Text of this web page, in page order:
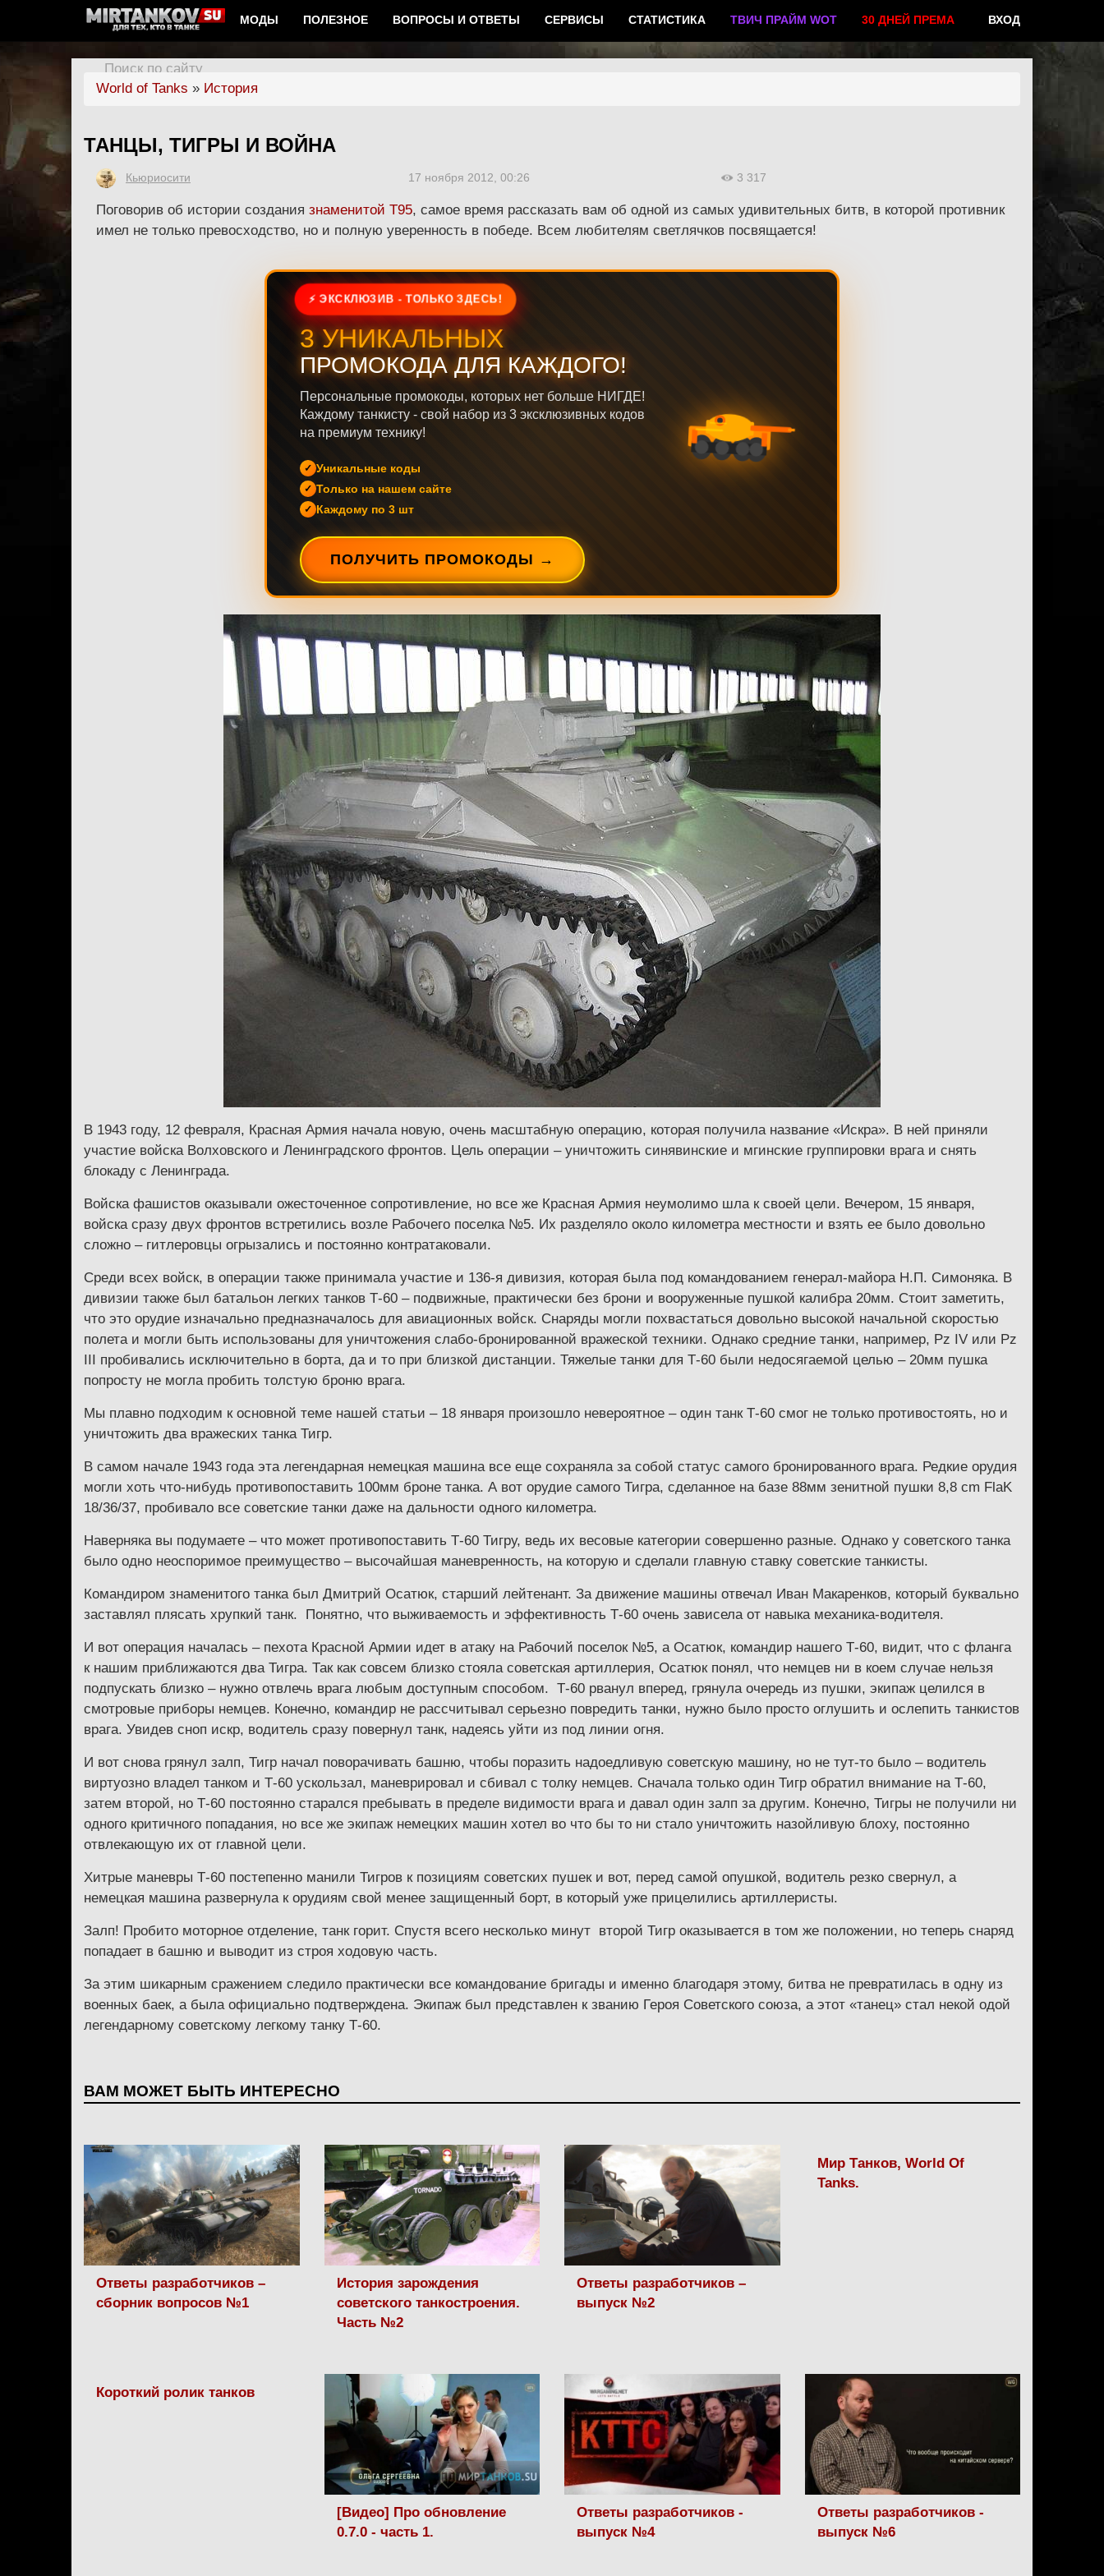
МОДЫ ПОЛЕЗНОЕ ВОПРОСЫ И ОТВЕТЫ СЕРВИСЫ СТАТИСТИКА ТВИЧ ПРАЙМ WOT 30 ДНЕЙ ПРЕМА ВХОД
Поиск по сайту
World of Tanks » История
ТАНЦЫ, ТИГРЫ И ВОЙНА
Кьюриосити 17 ноября 2012, 00:26 3 317
Поговорив об истории создания знаменитой Т95, самое время рассказать вам об одной из самых удивительных битв, в которой противник
имел не только превосходство, но и полную уверенность в победе. Всем любителям светлячков посвящается!
⚡ ЭКСКЛЮЗИВ - ТОЛЬКО ЗДЕСЬ!
3 УНИКАЛЬНЫХ
ПРОМОКОДА ДЛЯ КАЖДОГО!
Персональные промокоды, которых нет больше НИГДЕ!
Каждому танкисту - свой набор из 3 эксклюзивных кодов
на премиум технику!
Уникальные коды
Только на нашем сайте
Каждому по 3 шт
ПОЛУЧИТЬ ПРОМОКОДЫ →
В 1943 году, 12 февраля, Красная Армия начала новую, очень масштабную операцию, которая получила название «Искра». В ней приняли
участие войска Волховского и Ленинградского фронтов. Цель операции – уничтожить синявинские и мгинские группировки врага и снять
блокаду с Ленинграда.
Войска фашистов оказывали ожесточенное сопротивление, но все же Красная Армия неумолимо шла к своей цели. Вечером, 15 января,
войска сразу двух фронтов встретились возле Рабочего поселка №5. Их разделяло около километра местности и взять ее было довольно
сложно – гитлеровцы огрызались и постоянно контратаковали.
Среди всех войск, в операции также принимала участие и 136-я дивизия, которая была под командованием генерал-майора Н.П. Симоняка. В
дивизии также был батальон легких танков Т-60 – подвижные, практически без брони и вооруженные пушкой калибра 20мм. Стоит заметить,
что это орудие изначально предназначалось для авиационных войск. Снаряды могли похвастаться довольно высокой начальной скоростью
полета и могли быть использованы для уничтожения слабо-бронированной вражеской техники. Однако средние танки, например, Pz IV или Pz
III пробивались исключительно в борта, да и то при близкой дистанции. Тяжелые танки для Т-60 были недосягаемой целью – 20мм пушка
попросту не могла пробить толстую броню врага.
Мы плавно подходим к основной теме нашей статьи – 18 января произошло невероятное – один танк Т-60 смог не только противостоять, но и
уничтожить два вражеских танка Тигр.
В самом начале 1943 года эта легендарная немецкая машина все еще сохраняла за собой статус самого бронированного врага. Редкие орудия
могли хоть что-нибудь противопоставить 100мм броне танка. А вот орудие самого Тигра, сделанное на базе 88мм зенитной пушки 8,8 cm FlaK
18/36/37, пробивало все советские танки даже на дальности одного километра.
Наверняка вы подумаете – что может противопоставить Т-60 Тигру, ведь их весовые категории совершенно разные. Однако у советского танка
было одно неоспоримое преимущество – высочайшая маневренность, на которую и сделали главную ставку советские танкисты.
Командиром знаменитого танка был Дмитрий Осатюк, старший лейтенант. За движение машины отвечал Иван Макаренков, который буквально
заставлял плясать хрупкий танк. Понятно, что выживаемость и эффективность Т-60 очень зависела от навыка механика-водителя.
И вот операция началась – пехота Красной Армии идет в атаку на Рабочий поселок №5, а Осатюк, командир нашего Т-60, видит, что с фланга
к нашим приближаются два Тигра. Так как совсем близко стояла советская артиллерия, Осатюк понял, что немцев ни в коем случае нельзя
подпускать близко – нужно отвлечь врага любым доступным способом. Т-60 рванул вперед, грянула очередь из пушки, экипаж целился в
смотровые приборы немцев. Конечно, командир не рассчитывал серьезно повредить танки, нужно было просто оглушить и ослепить танкистов
врага. Увидев сноп искр, водитель сразу повернул танк, надеясь уйти из под линии огня.
И вот снова грянул залп, Тигр начал поворачивать башню, чтобы поразить надоедливую советскую машину, но не тут-то было – водитель
виртуозно владел танком и Т-60 ускользал, маневрировал и сбивал с толку немцев. Сначала только один Тигр обратил внимание на Т-60,
затем второй, но Т-60 постоянно старался пребывать в пределе видимости врага и давал один залп за другим. Конечно, Тигры не получили ни
одного критичного попадания, но все же экипаж немецких машин хотел во что бы то ни стало уничтожить назойливую блоху, постоянно
отвлекающую их от главной цели.
Хитрые маневры Т-60 постепенно манили Тигров к позициям советских пушек и вот, перед самой опушкой, водитель резко свернул, а
немецкая машина развернула к орудиям свой менее защищенный борт, в который уже прицелились артиллеристы.
Залп! Пробито моторное отделение, танк горит. Спустя всего несколько минут второй Тигр оказывается в том же положении, но теперь снаряд
попадает в башню и выводит из строя ходовую часть.
За этим шикарным сражением следило практически все командование бригады и именно благодаря этому, битва не превратилась в одну из
военных баек, а была официально подтверждена. Экипаж был представлен к званию Героя Советского союза, а этот «танец» стал некой одой
легендарному советскому легкому танку Т-60.
ВАМ МОЖЕТ БЫТЬ ИНТЕРЕСНО
Ответы разработчиков –
сборник вопросов №1
История зарождения
советского танкостроения.
Часть №2
Ответы разработчиков –
выпуск №2
Мир Танков, World Of
Tanks.
Короткий ролик танков
[Видео] Про обновление
0.7.0 - часть 1.
Ответы разработчиков -
выпуск №4
Ответы разработчиков -
выпуск №6